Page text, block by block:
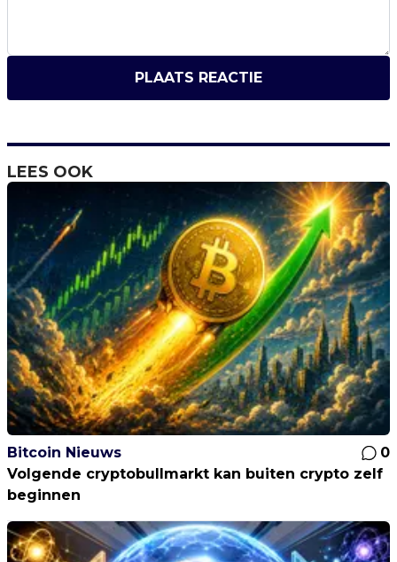
PLAATS REACTIE
LEES OOK
Bitcoin Nieuws
0
Volgende cryptobullmarkt kan buiten crypto zelf
beginnen